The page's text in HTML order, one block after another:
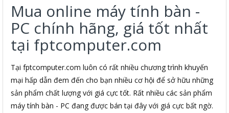
Mua online máy tính bàn -
PC chính hãng, giá tốt nhất
tại fptcomputer.com
Tại fptcomputer.com luôn có rất nhiều chương trình khuyến
mại hấp dẫn đem đến cho bạn nhiều cơ hội để sở hữu những
sản phẩm chất lượng với giá cực tốt. Rất nhiều các sản phẩm
máy tính bàn - PC đang được bán tại đây với giá cực bất ngờ.